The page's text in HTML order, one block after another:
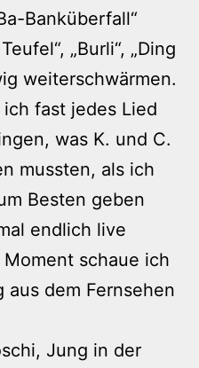
Banküberfall“
„Burli“, „Ding
weiterschwärmen.
fast jedes Lied
was K. und C.
mussten, als ich
Besten geben
endlich live
schaue ich
dem Fernsehen
Jung in der